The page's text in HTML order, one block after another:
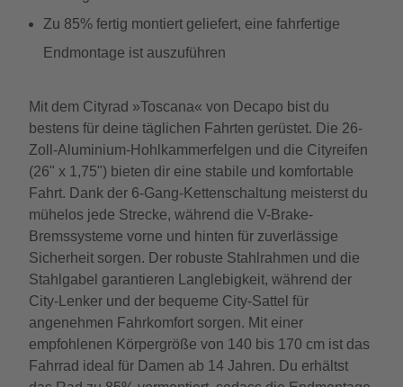
Zu 85% fertig montiert geliefert, eine fahrfertige
Endmontage ist auszuführen
Mit dem Cityrad »Toscana« von Decapo bist du
bestens für deine täglichen Fahrten gerüstet. Die 26-
Zoll-Aluminium-Hohlkammerfelgen und die Cityreifen
(26" x 1,75") bieten dir eine stabile und komfortable
Fahrt. Dank der 6-Gang-Kettenschaltung meisterst du
mühelos jede Strecke, während die V-Brake-
Bremssysteme vorne und hinten für zuverlässige
Sicherheit sorgen. Der robuste Stahlrahmen und die
Stahlgabel garantieren Langlebigkeit, während der
City-Lenker und der bequeme City-Sattel für
angenehmen Fahrkomfort sorgen. Mit einer
empfohlenen Körpergröße von 140 bis 170 cm ist das
Fahrrad ideal für Damen ab 14 Jahren. Du erhältst